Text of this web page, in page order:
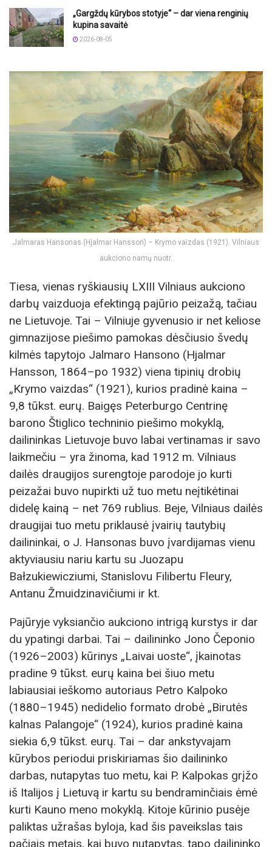
„Gargždų kūrybos stotyje“ – dar viena renginių
kupina savaitė
2026-08-05
Jalmaras Hansonas (Hjalmar Hansson) – Krymo vaizdas (1921). Vilniaus
aukciono namų nuotr.
Tiesa, vienas ryškiausių LXIII Vilniaus aukciono
darbų vaizduoja efektingą pajūrio peizažą, tačiau
ne Lietuvoje. Tai – Vilniuje gyvenusio ir net keliose
gimnazijose piešimo pamokas dėsčiusio švedų
kilmės tapytojo Jalmaro Hansono (Hjalmar
Hansson, 1864–po 1932) viena tipinių drobių
„Krymo vaizdas“ (1921), kurios pradinė kaina –
9,8 tūkst. eurų. Baigęs Peterburgo Centrinę
barono Štiglico techninio piešimo mokyklą,
dailininkas Lietuvoje buvo labai vertinamas ir savo
laikmečiu – yra žinoma, kad 1912 m. Vilniaus
dailės draugijos surengtoje parodoje jo kurti
peizažai buvo nupirkti už tuo metu neįtikėtinai
didelę kainą – net 769 rublius. Beje, Vilniaus dailės
draugijai tuo metu priklausė įvairių tautybių
dailininkai, o J. Hansonas buvo įvardijamas vienu
aktyviausiu nariu kartu su Juozapu
Bałzukiewicziumi, Stanislovu Filibertu Fleury,
Antanu Žmuidzinavičiumi ir kt.
Pajūryje vyksiančio aukciono intrigą kurstys ir dar
du ypatingi darbai. Tai – dailininko Jono Čeponio
(1926–2003) kūrinys „Laivai uoste“, įkainotas
pradine 9 tūkst. eurų kaina bei šiuo metu
labiausiai ieškomo autoriaus Petro Kalpoko
(1880–1945) nedidelio formato drobė „Birutės
kalnas Palangoje“ (1924), kurios pradinė kaina
siekia 6,9 tūkst. eurų. Tai – dar ankstyvajam
kūrybos periodui priskiriamas šio dailininko
darbas, nutapytas tuo metu, kai P. Kalpokas grįžo
iš Italijos į Lietuvą ir kartu su bendraminčiais ėmė
kurti Kauno meno mokyklą. Kitoje kūrinio pusėje
paliktas užrašas byloja, kad šis paveikslas tais
pačiais metais, kai buvo nutapytas, tapo dailininko